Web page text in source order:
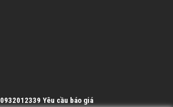
0932012339 Yêu cầu báo giá